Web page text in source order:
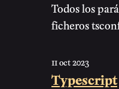
Todos los
ficheros
11 oct 2023
Typescript